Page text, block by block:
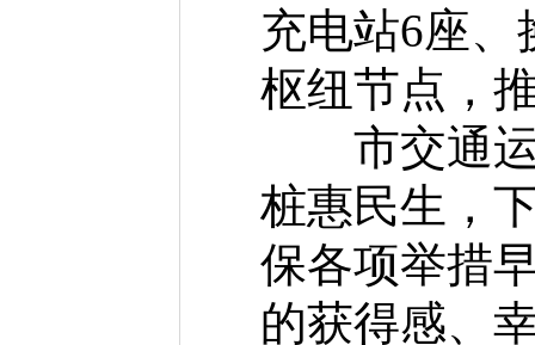
充电站6座
枢纽节点，
市交通运
桩惠民生，
保各项举措
的获得感、